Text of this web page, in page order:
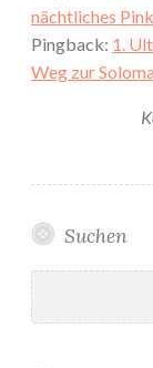
nächtliches
Pingback: 1.
Weg zur
Suchen